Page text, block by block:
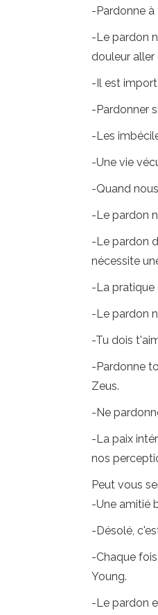
-Pardonne à
-Le pardon
douleur aller
-Il est
-Pardonner
-Les
-Une vie
-Quand
-Le pardon
-Le pardon
nécessite
-La pratique
-Le pardon
-Tu dois
-Pardonne
Zeus.
-Ne
-La paix
nos
Peut vous
-Une amitié
-Désolé,
-Chaque
Young.
-Le pardon